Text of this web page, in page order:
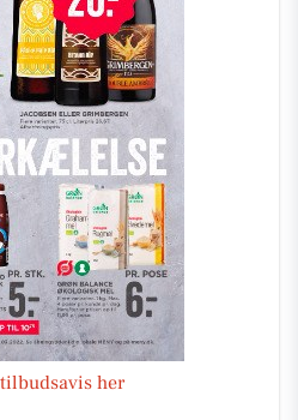
tilbudsavis her